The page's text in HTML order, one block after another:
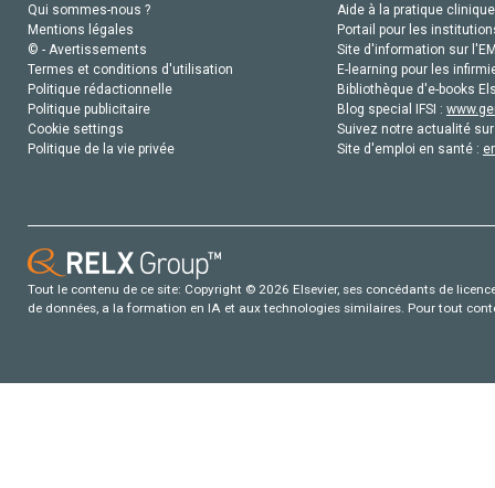
Qui sommes-nous ?
Mentions légales
© - Avertissements
Termes et conditions d'utilisation
Politique rédactionnelle
Politique publicitaire
Cookie settings
Politique de la vie privée
Aide à la pratique
Portail pour les
Site d'information sur
E-learning pour les
Bibliothèque d'e-books
Blog special IFSI :
Suivez notre actualité
Site d'emploi en santé :
Tout le contenu de ce site: Copyright © 2026 Elsevier, ses concédants de
de données, a la formation en IA et aux technologies similaires. Pour tout